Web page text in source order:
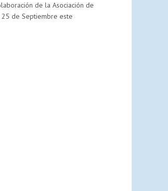
de la Asociación de
25 de Septiembre este